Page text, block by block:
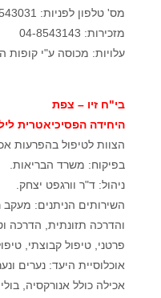
מס' טלפון לפניות: 04-8543031
מזכירות: 04-8543143
עלויות: מכוסה ע"י קופות
בי"ח זיו – צפת
היחידה הפסיכיאטרית
הצוות לטיפול בהפרעות
בפיקוח: משרד הבריאות.
ניהול: ד"ר וורגפט יצחק.
השירותים הניתנים: מעקב
והדרכה תזונתית, הדרכה
פרטני, טיפול קבוצתי,
אכילה כולל אנורקסיה,